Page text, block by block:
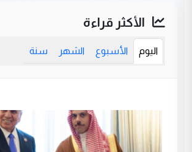
الأكثر قراءة
اليوم الأسبوع الشهر سنة